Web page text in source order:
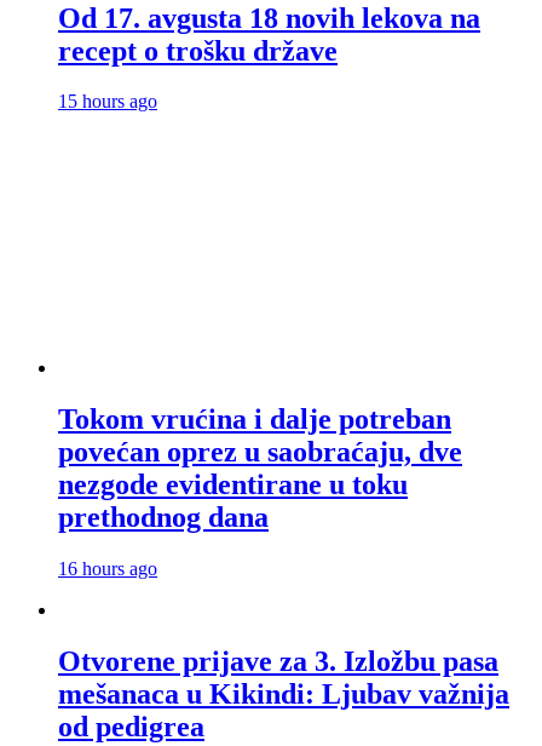
Od 17. avgusta 18 novih lekova na
recept o trošku države
15 hours ago
Tokom vrućina i dalje potreban
povećan oprez u saobraćaju, dve
nezgode evidentirane u toku
prethodnog dana
16 hours ago
Otvorene prijave za 3. Izložbu pasa
mešanaca u Kikindi: Ljubav važnija
od pedigrea